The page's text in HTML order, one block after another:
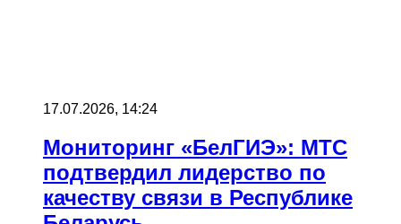
17.07.2026, 14:24
Мониторинг «БелГИЭ»: МТС
подтвердил лидерство по
качеству связи в Республике